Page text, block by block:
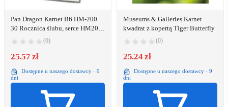
Pan Dragon Karnet B6 HM-200
30 Rocznica ślubu, serce HM200-
(0)
25.57 zł
Dostępne u naszego dostawcy · 9
dni
Museums & Galleries Karnet
kwadrat z kopertą Tiger Butterfly
(0)
25.24 zł
Dostępne u naszego dostawcy · 9
dni